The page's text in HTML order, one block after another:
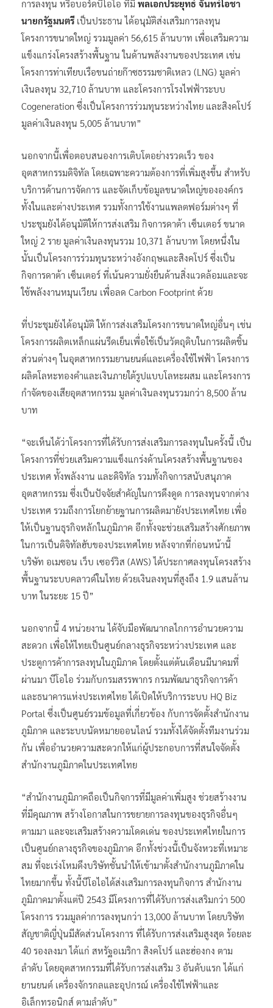
การลงทุน หรือบอร์ดบีโอไอ ที่มี พลเอกประยุทธ์ จันทร์โอชา
นายกรัฐมนตรี เป็นประธาน ได้อนุมัติส่งเสริมการลงทุน
โครงการขนาดใหญ่ รวมมูลค่า 56,615 ล้านบาท เพื่อเสริมความ
แข็งแกร่งโครงสร้างพื้นฐาน ในด้านพลังงานของประเทศ เช่น
โครงการท่าเทียบเรือขนถ่ายก๊าซธรรมชาติเหลว (LNG) มูลค่า
เงินลงทุน 32,710 ล้านบาท และโครงการโรงไฟฟ้าระบบ
Cogeneration ซึ่งเป็นโครงการร่วมทุนระหว่างไทย และสิงคโปร์
มูลค่าเงินลงทุน 5,005 ล้านบาท”
นอกจากนี้เพื่อตอบสนองการเติบโตอย่างรวดเร็ว ของ
อุตสาหกรรมดิจิทัล โดยเฉพาะความต้องการที่เพิ่มสูงขึ้น สำหรับ
บริการด้านการจัดการ และจัดเก็บข้อมูลขนาดใหญ่ขององค์กร
ทั้งในและต่างประเทศ รวมทั้งการใช้งานแพลตฟอร์มต่างๆ ที่
ประชุมยังได้อนุมัติให้การส่งเสริม กิจการดาต้า เซ็นเตอร์ ขนาด
ใหญ่ 2 ราย มูลค่าเงินลงทุนรวม 10,371 ล้านบาท โดยหนึ่งใน
นั้นเป็นโครงการร่วมทุนระหว่างอังกฤษและสิงคโปร์ ซึ่งเป็น
กิจการดาต้า เซ็นเตอร์ ที่เน้นความยั่งยืนด้านสิ่งแวดล้อมและจะ
ใช้พลังงานหมุนเวียน เพื่อลด Carbon Footprint ด้วย
ที่ประชุมยังได้อนุมัติ ให้การส่งเสริมโครงการขนาดใหญ่อื่นๆ เช่น
โครงการผลิตเหล็กแผ่นรีดเย็นเพื่อใช้เป็นวัตถุดิบในการผลิตชิ้น
ส่วนต่างๆ ในอุตสาหกรรมยานยนต์และเครื่องใช้ไฟฟ้า โครงการ
ผลิตโลหะทองคำและเงินภายใต้รูปแบบโลหะผสม และโครงการ
กำจัดของเสียอุตสาหกรรม มูลค่าเงินลงทุนรวมกว่า 8,500 ล้าน
บาท
“จะเห็นได้ว่าโครงการที่ได้รับการส่งเสริมการลงทุนในครั้งนี้ เป็น
โครงการที่ช่วยเสริมความแข็งแกร่งด้านโครงสร้างพื้นฐานของ
ประเทศ ทั้งพลังงาน และดิจิทัล รวมทั้งกิจการสนับสนุภาค
อุตสาหกรรม ซึ่งเป็นปัจจัยสำคัญในการดึงดูด การลงทุนจากต่าง
ประเทศ รวมถึงการโยกย้ายฐานการผลิตมายังประเทศไทย เพื่อ
ให้เป็นฐานธุรกิจหลักในภูมิภาค อีกทั้งจะช่วยเสริมสร้างศักยภาพ
ในการเป็นดิจิทัลฮับของประเทศไทย หลังจากที่ก่อนหน้านี้
บริษัท อเมซอน เว็บ เซอร์วิส (AWS) ได้ประกาศลงทุนโครงสร้าง
พื้นฐานระบบคลาวด์ในไทย ด้วยเงินลงทุนที่สูงถึง 1.9 แสนล้าน
บาท ในระยะ 15 ปี”
นอกจากนี้ 4 หน่วยงาน ได้จับมือพัฒนากลไกการอำนวยความ
สะดวก เพื่อให้ไทยเป็นศูนย์กลางธุรกิจระหว่างประเทศ และ
ประตูการค้าการลงทุนในภูมิภาค โดยตั้งแต่ต้นเดือนมีนาคมที่
ผ่านมา บีโอไอ ร่วมกับกรมสรรพากร กรมพัฒนาธุรกิจการค้า
และธนาคารแห่งประเทศไทย ได้เปิดให้บริการระบบ HQ Biz
Portal ซึ่งเป็นศูนย์รวมข้อมูลที่เกี่ยวข้อง กับการจัดตั้งสำนักงาน
ภูมิภาค และระบบนัดหมายออนไลน์ รวมทั้งได้จัดตั้งทีมงานร่วม
กัน เพื่ออำนวยความสะดวกให้แก่ผู้ประกอบการที่สนใจจัดตั้ง
สำนักงานภูมิภาคในประเทศไทย
“สำนักงานภูมิภาคถือเป็นกิจการที่มีมูลค่าเพิ่มสูง ช่วยสร้างงาน
ที่มีคุณภาพ สร้างโอกาสในการขยายการลงทุนของธุรกิจอื่นๆ
ตามมา และจะเสริมสร้างความโดดเด่น ของประเทศไทยในการ
เป็นศูนย์กลางธุรกิจของภูมิภาค อีกทั้งช่วงนี้เป็นจังหวะที่เหมาะ
สม ที่จะเร่งโหมดึงบริษัทชั้นนำให้เข้ามาตั้งสำนักงานภูมิภาคใน
ไทยมากขึ้น ทั้งนี้บีโอไอได้ส่งเสริมการลงทุนกิจการ สำนักงาน
ภูมิภาคมาตั้งแต่ปี 2543 มีโครงการที่ได้รับการส่งเสริมกว่า 500
โครงการ รวมมูลค่าการลงทุนกว่า 13,000 ล้านบาท โดยบริษัท
สัญชาติญี่ปุ่นมีสัดส่วนโครงการ ที่ได้รับการส่งเสริมสูงสุด ร้อยละ
40 รองลงมา ได้แก่ สหรัฐอเมริกา สิงคโปร์ และฮ่องกง ตาม
ลำดับ โดยอุตสาหกรรมที่ได้รับการส่งเสริม 3 อันดับแรก ได้แก่
ยานยนต์ เครื่องจักรกลและอุปกรณ์ เครื่องใช้ไฟฟ้าและ
อิเล็กทรอนิกส์ ตามลำดับ”